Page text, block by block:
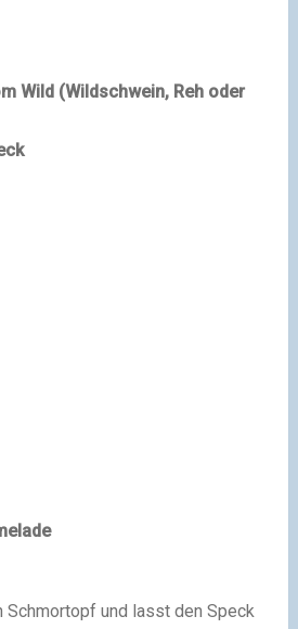
Wild (Wildschwein, Reh oder
Schmortopf und lasst den Speck